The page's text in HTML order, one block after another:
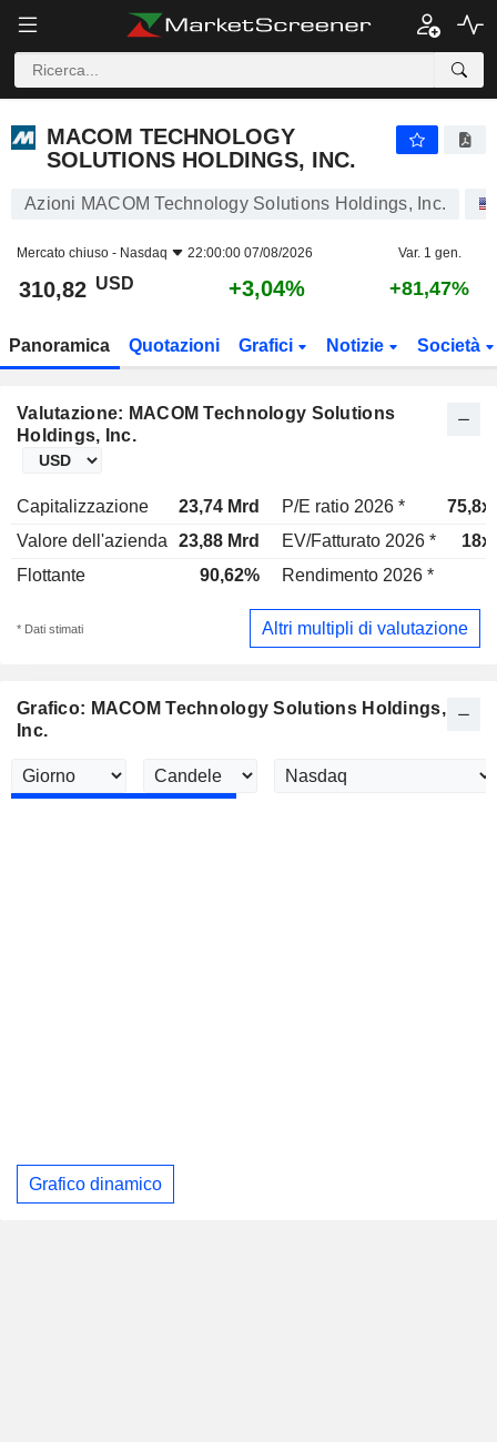
MACOM TECHNOLOGY
SOLUTIONS HOLDINGS, INC.
Azioni MACOM Technology Solutions Holdings, Inc.
Mercato chiuso - Nasdaq 22:00:00 07/08/2026 Var. 1 gen.
310,82 USD +3,04% +81,47%
Panoramica Quotazioni Grafici Notizie Società
Valutazione: MACOM Technology Solutions
Holdings, Inc.
Capitalizzazione 23,74 Mrd P/E ratio 2026 *
75,8x
Valore dell'azienda
23,88 Mrd EV/Fatturato 2026 *
18x
Flottante
90,62% Rendimento 2026 *
* Dati stimati Altri multipli di valutazione
Grafico: MACOM Technology Solutions Holdings,
Inc.
Grafico dinamico